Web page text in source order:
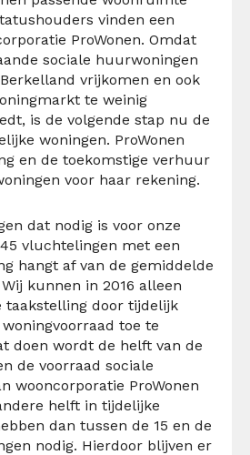
vinden een
ProWonen. Omdat
sociale huurwoningen
vrijkomen en ook
te weinig
is de volgende stap nu de
woningen. ProWonen
en de toekomstige verhuur
voor haar rekening.
dat nodig is voor onze
vluchtelingen met een
hangt af van de gemiddelde
kunnen in 2016 alleen
taakstelling door tijdelijk
toe te
doen wordt de helft van de
de voorraad sociale
wooncorporatie ProWonen
helft in tijdelijke
dan tussen de 15 en de
nodig. Hierdoor blijven er